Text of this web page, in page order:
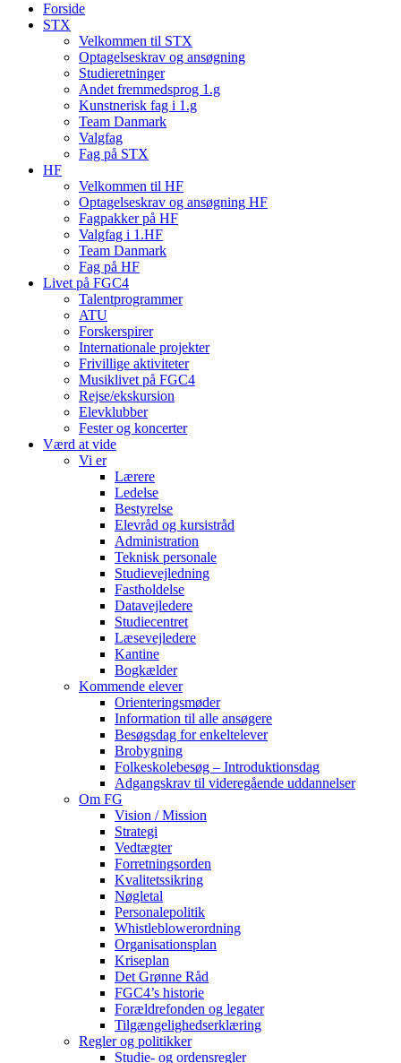
Forside
STX
Velkommen til STX
Optagelseskrav og ansøgning
Studieretninger
Andet fremmedsprog 1.g
Kunstnerisk fag i 1.g
Team Danmark
Valgfag
Fag på STX
HF
Velkommen til HF
Optagelseskrav og ansøgning HF
Fagpakker på HF
Valgfag i 1.HF
Team Danmark
Fag på HF
Livet på FGC4
Talentprogrammer
ATU
Forskerspirer
Internationale projekter
Frivillige aktiviteter
Musiklivet på FGC4
Rejse/ekskursion
Elevklubber
Fester og koncerter
Værd at vide
Vi er
Lærere
Ledelse
Bestyrelse
Elevråd og kursistråd
Administration
Teknisk personale
Studievejledning
Fastholdelse
Datavejledere
Studiecentret
Læsevejledere
Kantine
Bogkælder
Kommende elever
Orienteringsmøder
Information til alle ansøgere
Besøgsdag for enkeltelever
Brobygning
Folkeskolebesøg – Introduktionsdag
Adgangskrav til videregående uddannelser
Om FG
Vision / Mission
Strategi
Vedtægter
Forretningsorden
Kvalitetssikring
Nøgletal
Personalepolitik
Whistleblowerordning
Organisationsplan
Kriseplan
Det Grønne Råd
FGC4’s historie
Forældrefonden og legater
Tilgængelighedserklæring
Regler og politikker
Studie- og ordensregler